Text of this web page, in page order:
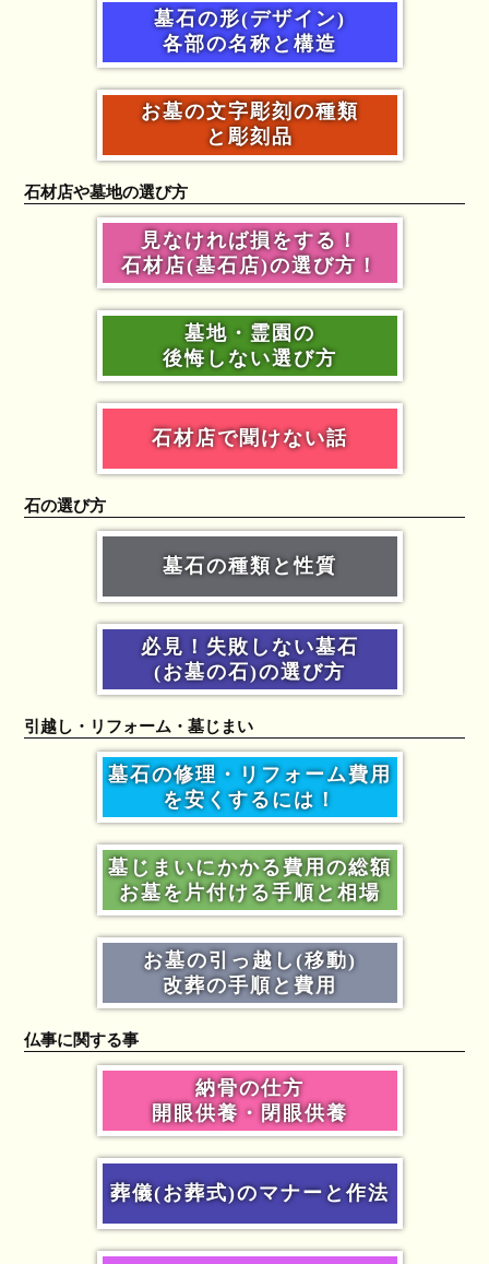
墓石の形(デザイン)
各部の名称と構造
お墓の文字彫刻の種類
と彫刻品
石材店や墓地の選び方
見なければ損をする！
石材店(墓石店)の選び方！
墓地・霊園の
後悔しない選び方
石材店で聞けない話
石の選び方
墓石の種類と性質
必見！失敗しない墓石
(お墓の石)の選び方
引越し・リフォーム・墓じまい
墓石の修理・リフォーム費用
を安くするには！
墓じまいにかかる費用の総額
お墓を片付ける手順と相場
お墓の引っ越し(移動)
改葬の手順と費用
仏事に関する事
納骨の仕方
開眼供養・閉眼供養
葬儀(お葬式)のマナーと作法